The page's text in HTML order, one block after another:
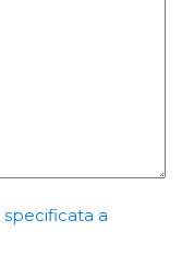
specificata a